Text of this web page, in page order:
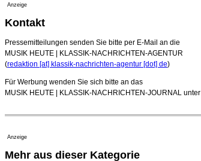
Anzeige
Kontakt
Pressemitteilungen senden Sie bitte per E-Mail an die
MUSIK HEUTE | KLASSIK-NACHRICHTEN-AGENTUR
(redaktion [at] klassik-nachrichten-agentur [dot] de)
Für Werbung wenden Sie sich bitte an das
MUSIK HEUTE | KLASSIK-NACHRICHTEN-JOURNAL unter
Anzeige
Mehr aus dieser Kategorie